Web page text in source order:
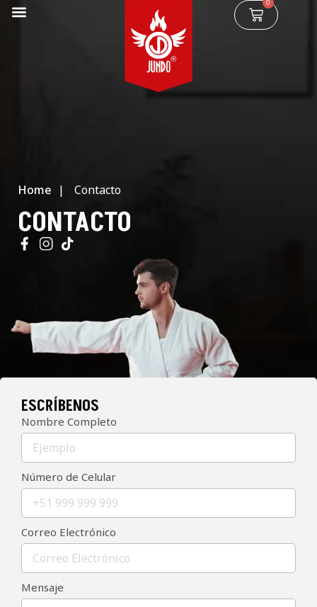
0
Home | Contacto
CONTACTO
ESCRÍBENOS
Nombre Completo
Número de Celular
Correo Electrónico
Mensaje